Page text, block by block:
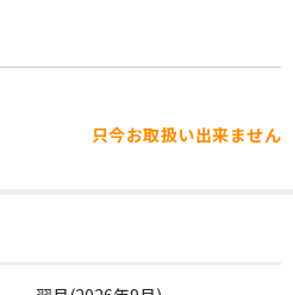
只今お取扱い出来ません